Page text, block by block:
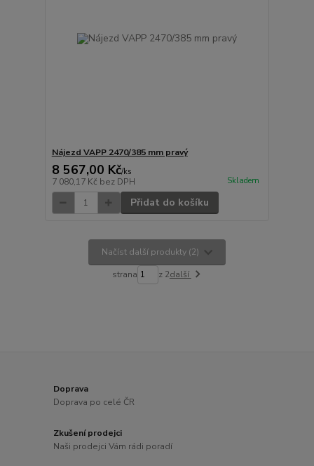
Nájezd VAPP 2470/385 mm pravý
8 567,00 Kč/ks
7 080,17 Kč bez DPH Skladem
Přidat do košíku
Načíst další produkty (2)
strana z 2další
Doprava
Doprava po celé ČR
Zkušení prodejci
Naši prodejci Vám rádi poradí